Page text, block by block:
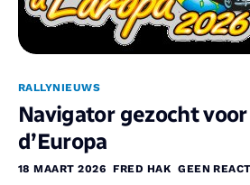
RALLYNIEUWS
Navigator gezocht
d’Europa
18 MAART 2026 FRED HAK GEEN